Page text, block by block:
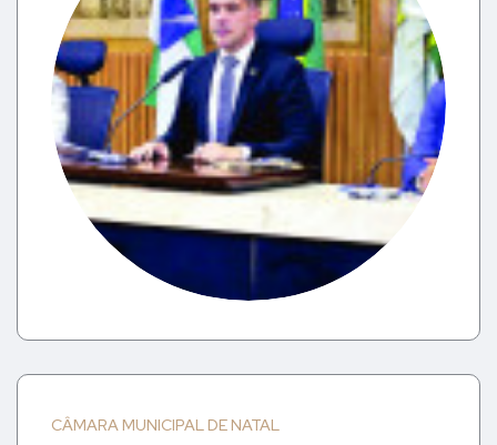
CÂMARA MUNICIPAL DE NATAL